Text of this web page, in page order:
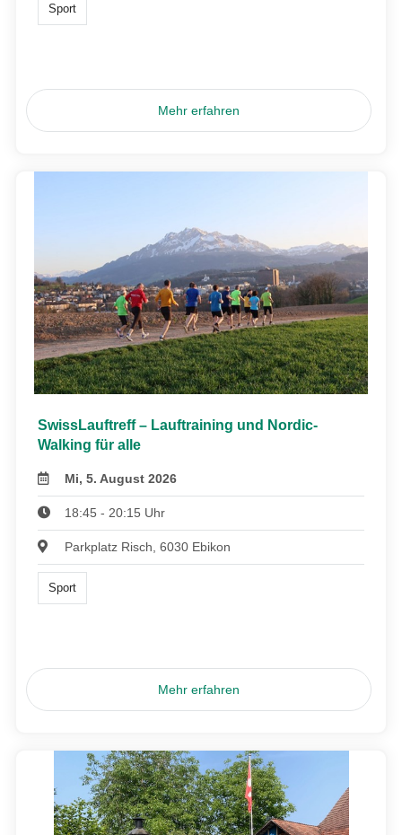
Sport
Mehr erfahren
SwissLauftreff – Lauftraining und Nordic-
Walking für alle
Mi, 5. August 2026
18:45 - 20:15 Uhr
Parkplatz Risch, 6030 Ebikon
Sport
Mehr erfahren